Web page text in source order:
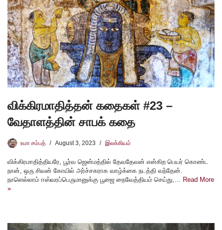
விக்கிரமாதித்தன் கதைகள் #23 –
வேதாளத்தின் சாபக் கதை
உமா சம்பத் August 3, 2023 இலக்கியம்
விக்கிரமாதித்தியரே, பூர்வ ஜென்மத்தில் தேவதேவன் என்கிற பெயர் கொண்ட
நான், ஒரு சிவன் கோயில் அர்ச்சகராக வாழ்க்கை நடத்தி வந்தேன்.
நாளெல்லாம் ஈஸ்வரப்பெருமானுக்கு பூஜை நைவேத்தியம் செய்து,…
Read More
»